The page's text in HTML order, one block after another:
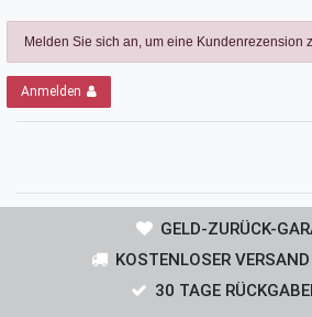
Melden Sie sich an, um eine Kundenrezension
Anmelden
GELD-ZURÜCK-
KOSTENLOSER
30 TAGE